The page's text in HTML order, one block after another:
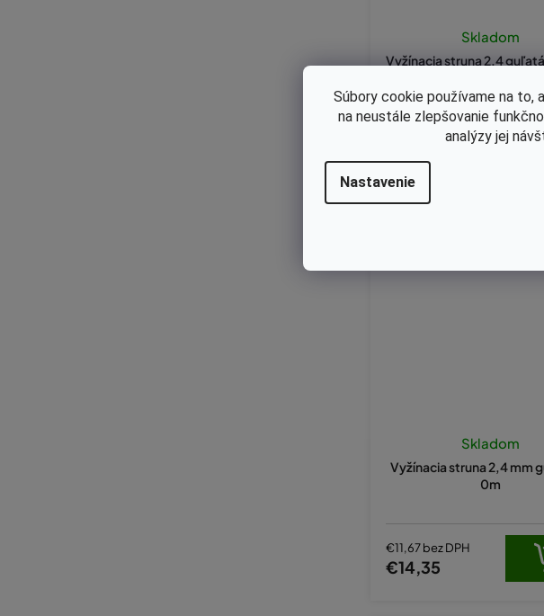
Súbory cookie používame na to,
na neustále zlepšovanie
analýzy jej
Nastavenie
Vyžínacia struna 2.4
Skladom
€2,56 bez DPH
€3,15
Vyžínacia struna 2,4 mm
0m
Skladom
€11,67 bez DPH
€14,35